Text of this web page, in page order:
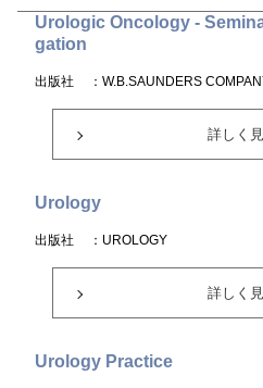
Urologic Oncology -
gation
出版社 ：W.B.SAUNDERS
詳しく
Urology
出版社 ：UROLOGY
詳しく
Urology Practice